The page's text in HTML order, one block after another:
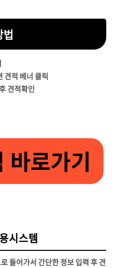
법
견적 베너 클릭
견적확인
시스템
들어가서 간단한 정보 입력 후 견